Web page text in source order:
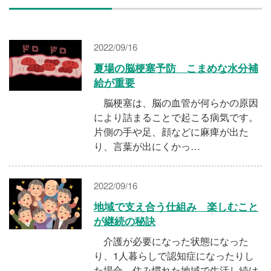
施設・料金
アクセス
2022/09/16
夏場の脳梗塞予防 こまめな水分補
給が重要
脳梗塞は、脳の血管が何らかの原因
により詰まることで起こる病気です。
片側の手や足、顔などに麻痺が出た
り、言葉が出にくかっ…
2022/09/16
地域で支え合う仕組み 楽しむこと
が継続の秘訣
介護が必要になった状態になった
り、1人暮らしで認知症になったりし